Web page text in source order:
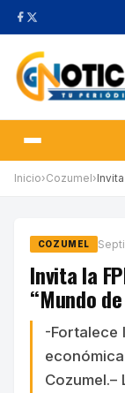
Inicio›Cozumel ›
COZUMEL
Invita la
“Mundo
-Fortalece